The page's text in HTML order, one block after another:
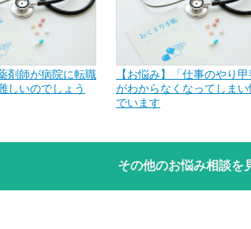
剤師が病院に転職
しいのでしょう
【お悩み】「仕事のやり甲
がわからなくなってしまい
でいます
その他のお悩み相談を